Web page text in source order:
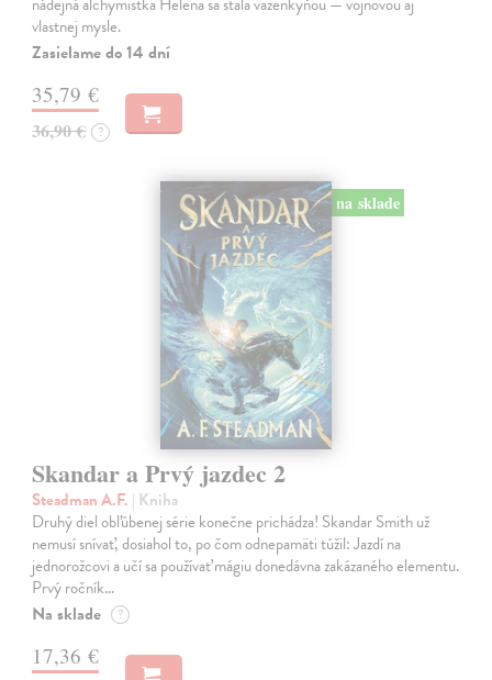
vlastnej mysle.
Zasielame do 14 dní
35,79 €
36,90 € ?
na sklade
Skandar a Prvý jazdec 2
Steadman A.F. | Kniha
Druhý diel obľúbenej série konečne prichádza! Skandar Smith už
nemusí snívať, dosiahol to, po čom odnepamäti túžil: Jazdí na
jednorožcovi a učí sa používať mágiu donedávna zakázaného elementu.
Prvý ročník…
Na sklade ?
17,36 €